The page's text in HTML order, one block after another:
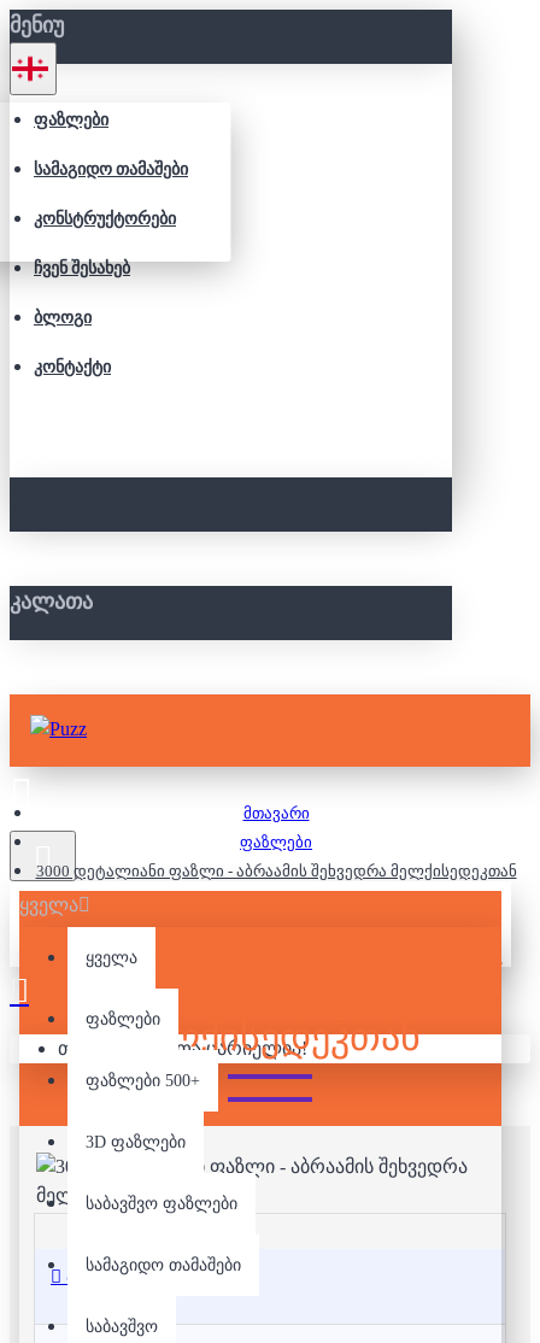
ᲛᲔᲜᲘᲣ
ᲤᲐᲖᲚᲔᲑᲘ
ᲡᲐᲛᲐᲒᲘᲓᲝ ᲗᲐᲛᲐᲨᲔᲑᲘ
ᲙᲝᲜᲡᲢᲠᲣᲥᲢᲝᲠᲔᲑᲘ
ᲩᲕᲔᲜ ᲨᲔᲡᲐᲮᲔᲑ
ᲑᲚᲝᲒᲘ
ᲙᲝᲜᲢᲐᲥᲢᲘ
ᲙᲐᲚᲐᲗᲐ
ყველა
ყველა
ფაზლები
ფაზლები 500+
3D ფაზლები
საბავშვო ფაზლები
სამაგიდო თამაშები
საბავშვო
თქვენი კალათა ცარიელია!
მთავარი
ფაზლები
3000 დეტალიანი ფაზლი - აბრაამის შეხვედრა მელქისედეკთან
3000 ᲓᲔᲢᲐᲚᲘᲐᲜᲘ ᲤᲐᲖᲚᲘ -
ᲐᲑᲠᲐᲐᲛᲘᲡ ᲨᲔᲮᲕᲔᲓᲠᲐ
ᲛᲔᲚᲥᲘᲡᲔᲓᲔᲙᲗᲐᲜ
აღწერა